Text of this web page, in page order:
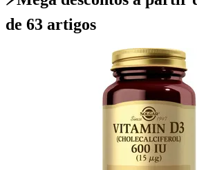
de 63 artigos